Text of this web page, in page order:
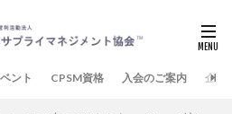
ント CPSM資格 入会のご案内 企業